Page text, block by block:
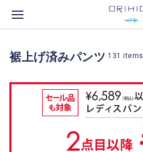
裾上げ済みパンツ 131 items